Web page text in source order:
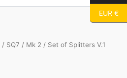
/ SQ7 / Mk 2 / Set of Splitters V.1
EUR €